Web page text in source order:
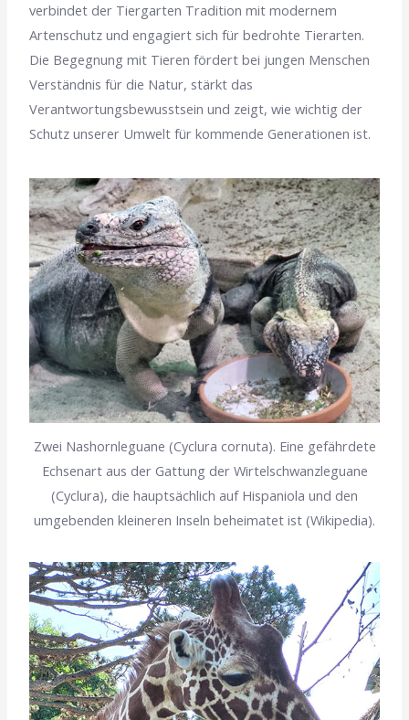
verbindet der Tiergarten Tradition mit modernem
Artenschutz und engagiert sich für bedrohte Tierarten.
Die Begegnung mit Tieren fördert bei jungen Menschen
Verständnis für die Natur, stärkt das
Verantwortungsbewusstsein und zeigt, wie wichtig der
Schutz unserer Umwelt für kommende Generationen ist.
Zwei Nashornleguane (Cyclura cornuta). Eine gefährdete
Echsenart aus der Gattung der Wirtelschwanzleguane
(Cyclura), die hauptsächlich auf Hispaniola und den
umgebenden kleineren Inseln beheimatet ist (Wikipedia).